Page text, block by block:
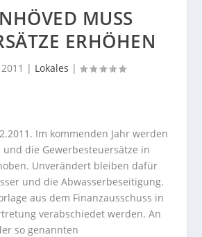
MUSS
ERHÖHEN
| Lokales |
Im kommenden Jahr werden
die Gewerbesteuersätze in
Unverändert bleiben dafür
und die Abwasserbeseitigung.
aus dem Finanzausschuss in
verabschiedet werden. An
so genannten